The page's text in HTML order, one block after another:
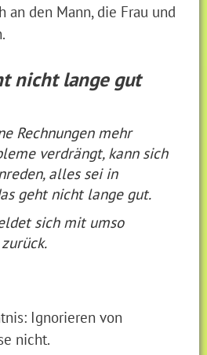
den Mann, die Frau und
nicht lange gut
Rechnungen mehr
verdrängt, kann sich
alles sei in
geht nicht lange gut.
sich mit umso
Ignorieren von
nicht.